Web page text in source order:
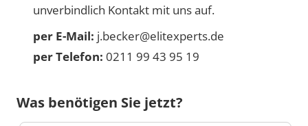
unverbindlich Kontakt mit uns auf.
per E-Mail: j.becker@elitexperts.de
per Telefon: 0211 99 43 95 19
Was benötigen Sie jetzt?